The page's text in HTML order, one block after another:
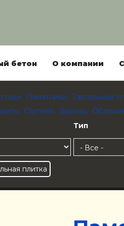
бетон О компании
Памятники Тактильные
Ступени Вазоны
Тип
плитка